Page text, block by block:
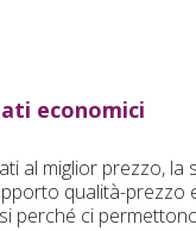
economici
al miglior prezzo,
qualità-
perché ci